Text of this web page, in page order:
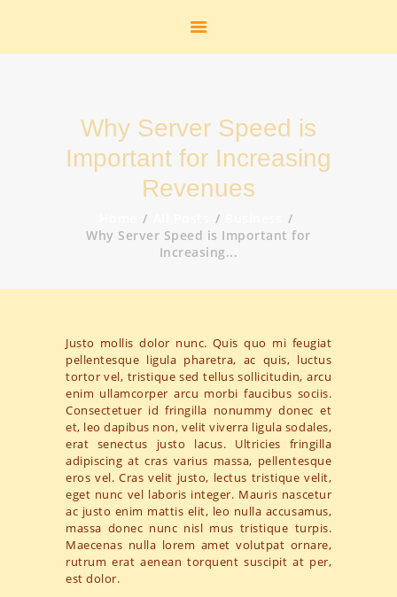
Why Server Speed is
Important for Increasing
Revenues
Why Server Speed is Important for
Increasing...
HEIMATSTUBE
DER FLUGHAFEN
DIE K.M.E.
GEOLOGIE
STANDBILDER
ZUR PERSON
AKTUELLES
GALERIE
Justo mollis dolor nunc. Quis quo mi feugiat
pellentesque ligula pharetra, ac quis, luctus
tortor vel, tristique sed tellus sollicitudin, arcu
enim ullamcorper arcu morbi faucibus sociis.
Consectetuer id fringilla nonummy donec et
et, leo dapibus non, velit viverra ligula sodales,
erat senectus justo lacus. Ultricies fringilla
adipiscing at cras varius massa, pellentesque
eros vel. Cras velit justo, lectus tristique velit,
eget nunc vel laboris integer. Mauris nascetur
ac justo enim mattis elit, leo nulla accusamus,
massa donec nunc nisl mus tristique turpis.
Maecenas nulla lorem amet volutpat ornare,
rutrum erat aenean torquent suscipit at per,
est dolor.